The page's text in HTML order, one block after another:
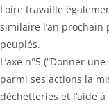
Loire travaille
similaire l’an
peuplés.
L’axe n°5 (“Donner
parmi ses actions la
déchetteries et l’aide